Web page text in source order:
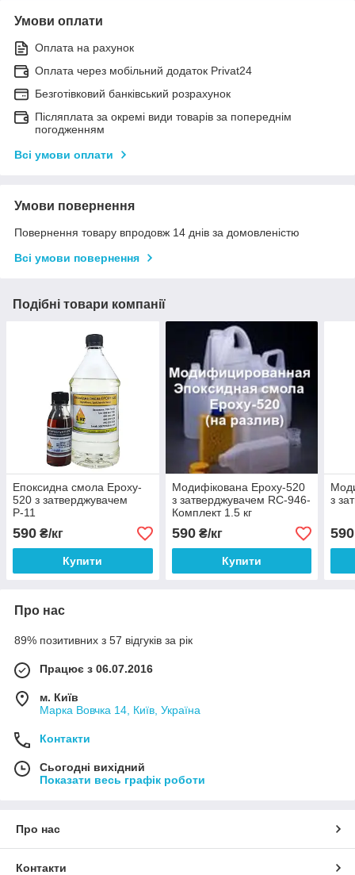
Умови оплати
Оплата на рахунок
Оплата через мобільний додаток Privat24
Безготівковий банківський розрахунок
Післяплата за окремі види товарів за попереднім
погодженням
Всі умови оплати
Умови повернення
Повернення товару впродовж 14 днів за домовленістю
Всі умови повернення
Подібні товари компанії
Епоксидна смола Epoxy-
520 з затверджувачем
Р-11
590 ₴/кг
Купити
Модифікована Epoxy-520
з затверджувачем RC-946-
Комплект 1.5 кг
590₴/кг
Купити
з
590
Про нас
89% позитивних з 57 відгуків за рік
Працює з 06.07.2016
м. Київ
Марка Вовчка 14, Київ, Україна
Контакти
Сьогодні вихідний
Показати весь графік роботи
Про нас
Контакти